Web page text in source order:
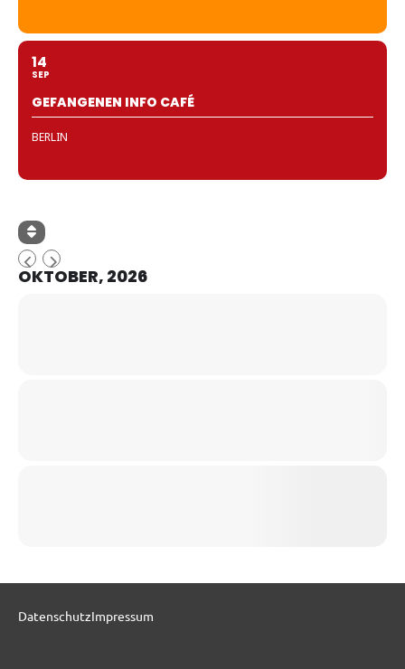
14
SEP
GEFANGENEN INFO CAFÉ
BERLIN
OKTOBER, 2026
DatenschutzImpressum